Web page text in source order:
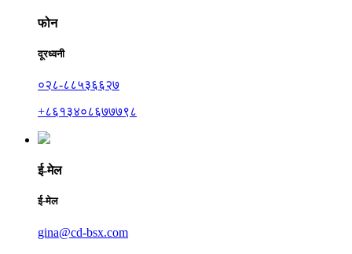
फोन
दूरध्वनी
०२८-८८५३६६२७
+८६१३४०८६७७७९८
ई-मेल
ई-मेल
gina@cd-bsx.com